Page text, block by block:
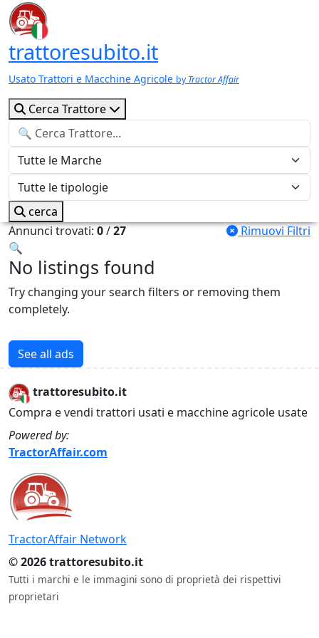
trattoresubito.it
Usato Trattori e Macchine Agricole by Tractor Affair
Cerca Trattore
cerca
Annunci trovati:0/27
Rimuovi Filtri
🔍
No listings found
Try changing your search filters or removing them
completely.
See all ads
trattoresubito.it
Compra e vendi trattori usati e macchine agricole usate
Powered by:
TractorAffair.com
TractorAffair Network
© 2026 trattoresubito.it
Tutti i marchi e le immagini sono di proprietà dei rispettivi
proprietari